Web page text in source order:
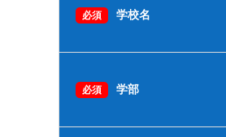
必須 学校名
必須 学部